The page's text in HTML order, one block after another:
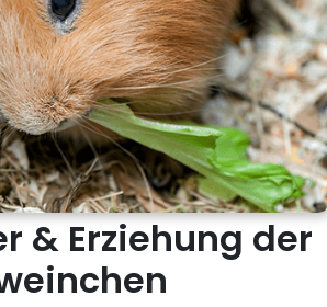
& Erziehung der